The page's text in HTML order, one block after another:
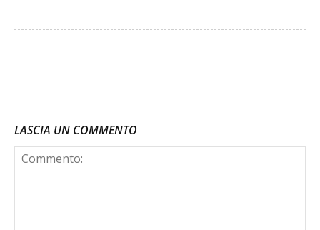
LASCIA UN COMMENTO